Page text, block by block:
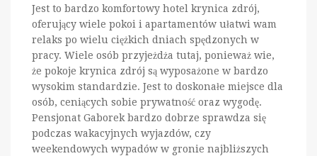
Jest to bardzo komfortowy hotel krynica zdrój,
oferujący wiele pokoi i apartamentów ułatwi wam
relaks po wielu ciężkich dniach spędzonych w
pracy. Wiele osób przyjeżdża tutaj, ponieważ wie,
że pokoje krynica zdrój są wyposażone w bardzo
wysokim standardzie. Jest to doskonałe miejsce dla
osób, ceniących sobie prywatność oraz wygodę.
Pensjonat Gaborek bardzo dobrze sprawdza się
podczas wakacyjnych wyjazdów, czy
weekendowych wypadów w gronie najbliższych